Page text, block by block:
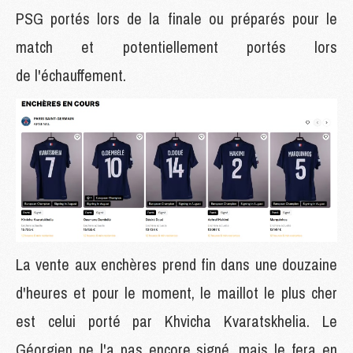
PSG portés lors de la finale ou préparés pour le
match et potentiellement portés lors
de l'échauffement.
La vente aux enchères prend fin dans une douzaine
d'heures et pour le moment, le maillot le plus cher
est celui porté par Khvicha Kvaratskhelia. Le